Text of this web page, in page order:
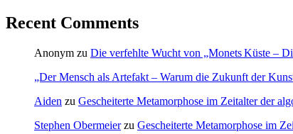
Recent Comments
Anonym zu Die verfehlte Wucht von „Monets Küste –
„Der Mensch als Artefakt – Warum die Zukunft der
Aiden zu Gescheiterte Metamorphose im Zeitalter der
Stephen Obermeierzu Gescheiterte Metamorphose im